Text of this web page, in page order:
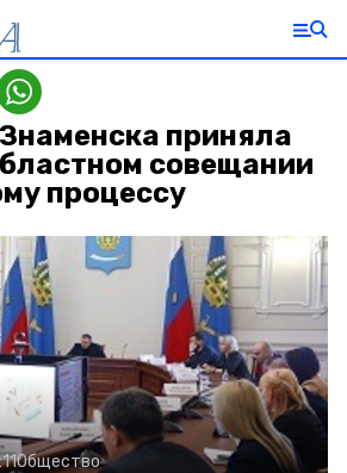
приняла
совещании
процессу
Общество